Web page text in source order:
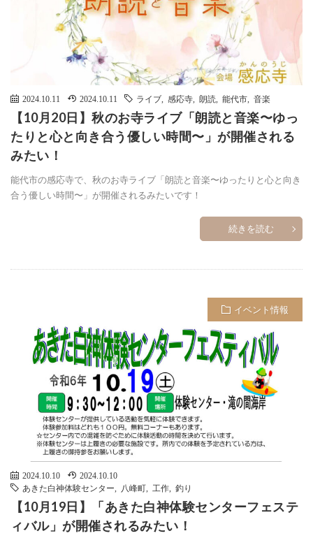
2024.10.11 2024.10.11 ライブ 感応寺 朗読 能代市 音楽
【10月20日】秋のお寺ライブ「朗読と音楽〜ゆっ
たりと心と向き合う優しい時間〜」が開催される
みたい！
能代市の感応寺で、秋のお寺ライブ「朗読と音楽〜ゆったりと心と向き
合う優しい時間〜」が開催されるみたいです！
続きを読む
イベント情報
2024.10.10
2024.10.10
あきた白神体験センター
八峰町 工作 釣り
【10月19日】「あきた白神体験センターフェステ
ィバル」が開催されるみたい！